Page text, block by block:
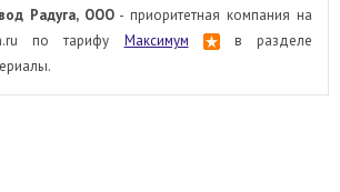
Радуга, ООО- приоритетная компания на
по тарифу Максимум
в разделе